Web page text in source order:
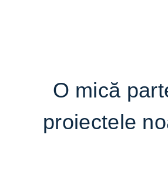
O mică
proiectele